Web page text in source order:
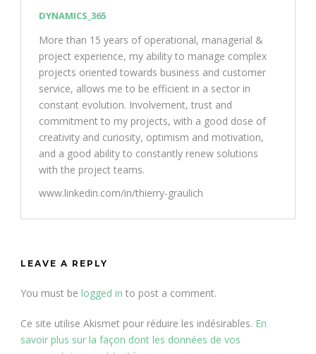
DYNAMICS_365
More than 15 years of operational, managerial &
project experience, my ability to manage complex
projects oriented towards business and customer
service, allows me to be efficient in a sector in
constant evolution. Involvement, trust and
commitment to my projects, with a good dose of
creativity and curiosity, optimism and motivation,
and a good ability to constantly renew solutions
with the project teams.
www.linkedin.com/in/thierry-graulich
LEAVE A REPLY
You must be logged in to post a comment.
Ce site utilise Akismet pour réduire les indésirables. En
savoir plus sur la façon dont les données de vos